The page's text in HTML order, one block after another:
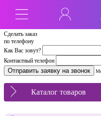
Сделать заказ
по телефону
Как Вас зовут?
Контактный телефон
Каталог товаров